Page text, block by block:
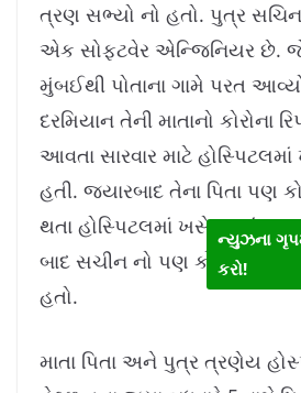
ત્રણ સભ્યો નો હતો. પુત્ર
એક સોફ્ટવેર એન્જિનિયર છે.
મુંબઈથી પોતાના ગામે પરત
દરમિયાન તેની માતાનો કોરોના
આવતા સારવાર માટે
હતી. જ્યારબાદ તેના પિતા પણ
થતા હોસ્પિટલમાં ખસેડવામાં
બાદ સચીન નો પણ કોરૉના
હતો.
માતા પિતા અને પુત્ર ત્રણેય
ન્યુઝના
કરો!